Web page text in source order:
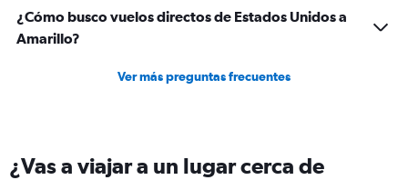
¿Cómo busco vuelos directos de Estados Unidos a
Amarillo?
Ver más preguntas frecuentes
¿Vas a viajar a un lugar cerca de